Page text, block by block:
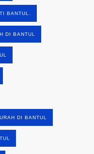
BANTUL.
DI BANTUL
DI BANTUL